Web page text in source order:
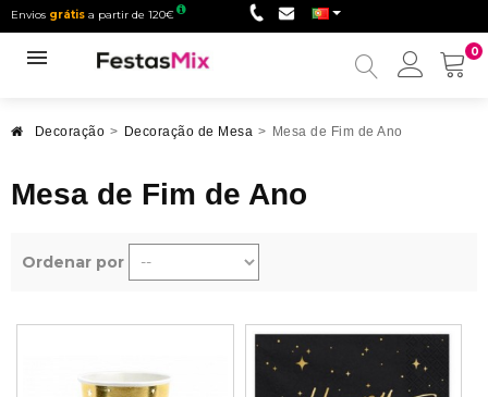
Envios grátis a partir de 120€
0
Minha
Decoração > Decoração de Mesa > Mesa de Fim de Ano
Mesa de Fim de Ano
Ordenar por